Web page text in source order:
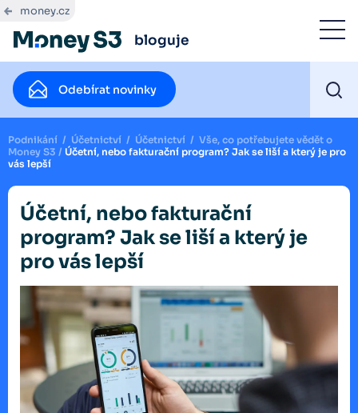
money.cz
bloguje
Odebírat novinky
Podnikání / Účetnictví / Účetnictví / Vše, co potřebujete vědět o
Money S3 / Účetní, nebo fakturační program? Jak se liší a který je pro
vás lepší
Účetní, nebo fakturační
program? Jak se liší a který je
pro vás lepší